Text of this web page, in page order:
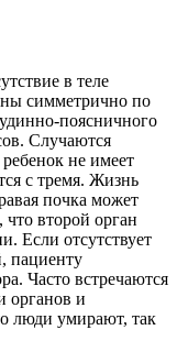
в теле
симметрично по
поясничного
Случаются
не имеет
с тремя. Жизнь
почка может
второй орган
Если отсутствует
пациенту
Часто встречаются
органов и
люди умирают, так